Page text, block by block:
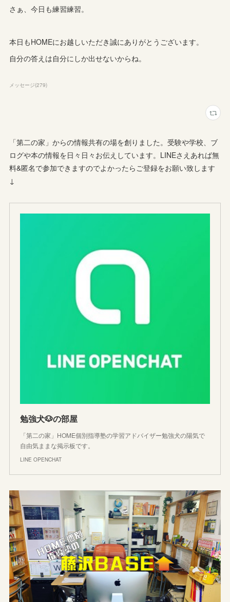
さぁ、今日も練習練習。
本日もHOMEにお越しいただき誠にありがとうございます。
自分の答えは自分にしか出せないからね。
メッセージ(279)
「第二の家」からの情報共有の場を創りました。受験や学校、ブ
ログや本の情報を日々日々お伝えしています。LINEさえあれば無
料&匿名で参加できますのでよかったらご登録をお願い致します
↓
勉強犬🐶の部屋
「第二の家」HOME個別指導塾の学習アドバイザー勉強犬の陽気で
自由気ままな掲示板です。
LINE OPENCHAT